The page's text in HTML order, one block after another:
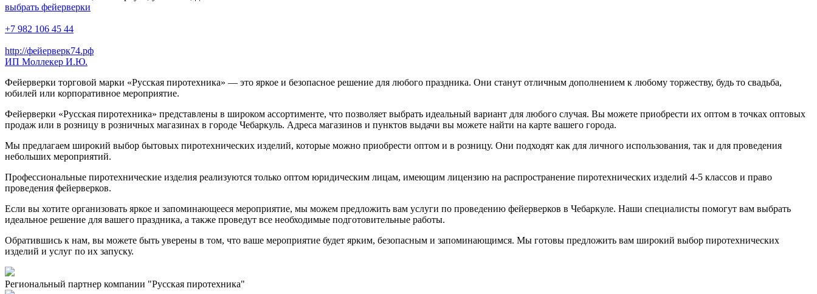
выбрать фейерверки
+7 982 106 45 44
http://фейерверк74.рф
ИП Моллекер И.Ю.
Фейерверки торговой марки «Русская пиротехника» — это яркое и безопасное решение для любого праздника. Они станут отличным дополнением к любому торжеству, будь то свадьба,
юбилей или корпоративное мероприятие.
Фейерверки «Русская пиротехника» представлены в широком ассортименте, что позволяет выбрать идеальный вариант для любого случая. Вы можете приобрести их оптом в точках оптовых
продаж или в розницу в розничных магазинах в городе Чебаркуль. Адреса магазинов и пунктов выдачи вы можете найти на карте вашего города.
Мы предлагаем широкий выбор бытовых пиротехнических изделий, которые можно приобрести оптом и в розницу. Они подходят как для личного использования, так и для проведения
небольших мероприятий.
Профессиональные пиротехнические изделия реализуются только оптом юридическим лицам, имеющим лицензию на распространение пиротехнических изделий 4-5 классов и право
проведения фейерверков.
Если вы хотите организовать яркое и запоминающееся мероприятие, мы можем предложить вам услуги по проведению фейерверков в Чебаркуле. Наши специалисты помогут вам выбрать
идеальное решение для вашего праздника, а также проведут все необходимые подготовительные работы.
Обратившись к нам, вы можете быть уверены в том, что ваше мероприятие будет ярким, безопасным и запоминающимся. Мы готовы предложить вам широкий выбор пиротехнических
изделий и услуг по их запуску.
Региональный партнер компании "Русская пиротехника"